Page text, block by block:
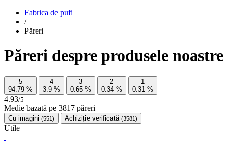
Fabrica de pufi
/
Păreri
Păreri despre produsele noastre
5
94.79 %
4
3.9 %
3
0.65 %
2
0.34 %
1
0.31 %
4.93/5
Medie bazată pe 3817 păreri
Cu imagini (551) Achiziție verificată (3581)
Utile